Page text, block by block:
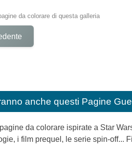
da colorare di questa galleria
anche questi Pagine
da colorare ispirate a Star
i film prequel, le serie spin-off...